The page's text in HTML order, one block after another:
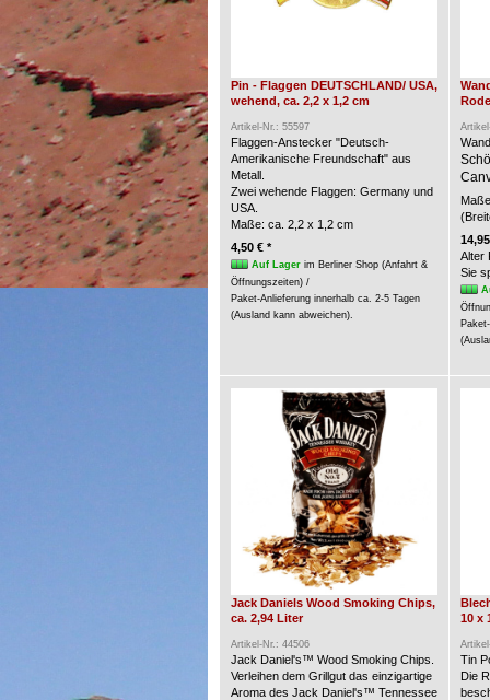
Pin - Flaggen DEUTSCHLAND/ USA,
wehend, ca. 2,2 x 1,2 cm
Artikel-Nr.: 55597
Flaggen-Anstecker "Deutsch-
Amerikanische Freundschaft" aus
Metall.
Zwei wehende Flaggen: Germany und
USA.
Maße: ca. 2,2 x 1,2 cm
4,50 € *
Auf Lagerim Berliner Shop (Anfahrt &
Öffnungszeiten) /
Paket-Anlieferung innerhalb ca. 2-5 Tagen
(Ausland kann abweichen).
Alter
Sie
Jack Daniels Wood Smoking Chips,
ca. 2,94 Liter
Artikel-Nr.: 44506
Jack Daniel's™ Wood Smoking Chips.
Verleihen dem Grillgut das einzigartige
Aroma des Jack Daniel's™ Tennessee
10 x
Tin
Die